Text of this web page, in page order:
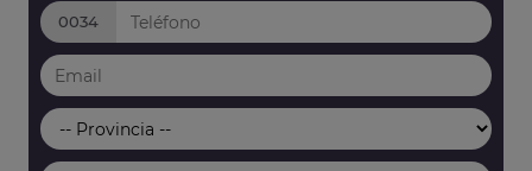
0034